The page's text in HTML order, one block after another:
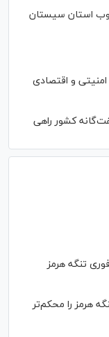
استان سیستان
و اقتصادی
هفت‌گانه کشور راهی
تنگه هرمز
هرمز را محکم‌تر